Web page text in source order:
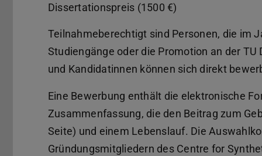
Dissertationspreis (1500 €)
Teilnahmeberechtigt sind Personen, die im
Studiengänge oder die Promotion an der
und Kandidatinnen können sich direkt
Eine Bewerbung enthält die elektronische
Zusammenfassung, die den Beitrag zum
Seite) und einem Lebenslauf. Die
Gründungsmitgliedern des Centre for